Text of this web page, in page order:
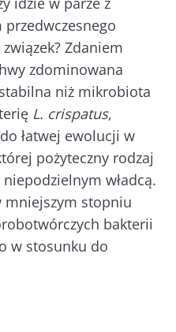
Zdaniem
zdominowana
niż mikrobiota
L. crispatus,
łatwej ewolucji w
pożyteczny rodzaj
władcą.
mniejszym stopniu
bakterii
w stosunku do